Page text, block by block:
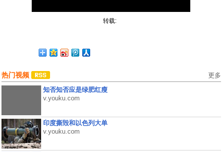
转载:
热门视频 更多
知否知否应是绿肥红瘦
v.youku.com
印度撕毁和以色列大单
v.youku.com